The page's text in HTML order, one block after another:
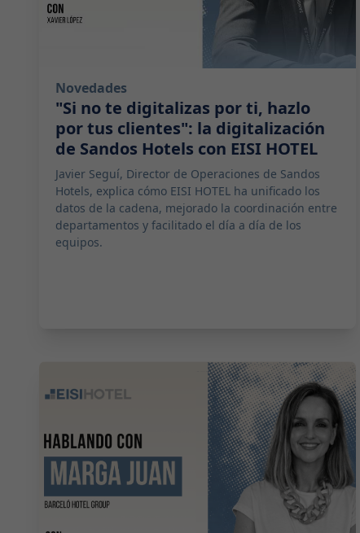
Novedades
"Si no te digitalizas por ti, hazlo
por tus clientes": la digitalización
de Sandos Hotels con EISI HOTEL
Javier Seguí, Director de Operaciones de Sandos
Hotels, explica cómo EISI HOTEL ha unificado los
datos de la cadena, mejorado la coordinación entre
departamentos y facilitado el día a día de los
equipos.
2026-05-06 12:59:00